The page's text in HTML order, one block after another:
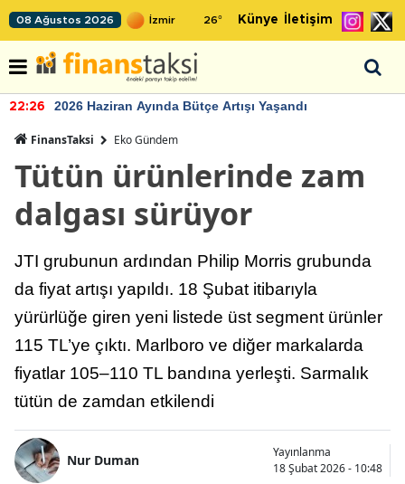
08 Ağustos 2026 26° Künye İletişim
22:26 2026 Haziran Ayında Bütçe Artışı Yaşandı
FinansTaksi Eko Gündem
Tütün ürünlerinde zam
dalgası sürüyor
JTI grubunun ardından Philip Morris grubunda
da fiyat artışı yapıldı. 18 Şubat itibarıyla
yürürlüğe giren yeni listede üst segment ürünler
115 TL’ye çıktı. Marlboro ve diğer markalarda
fiyatlar 105–110 TL bandına yerleşti. Sarmalık
tütün de zamdan etkilendi
Nur Duman
Yayınlanma
18 Şubat 2026 - 10:48